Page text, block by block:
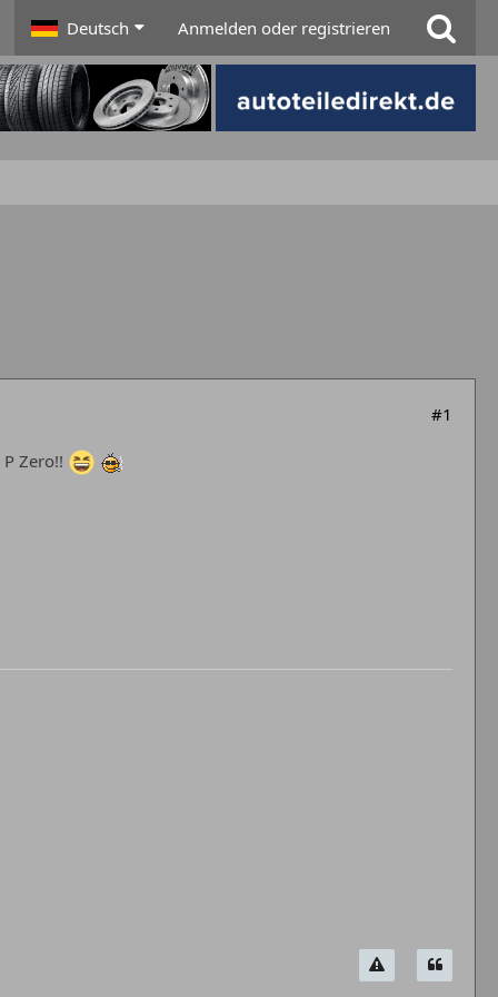
Deutsch Anmelden oder registrieren
#1
Zero!!